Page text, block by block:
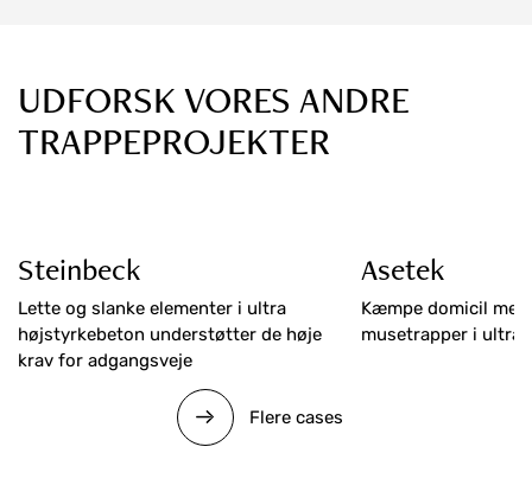
UDFORSK VORES ANDRE
TRAPPEPROJEKTER
Flere cases
Steinbeck
Lette og slanke elementer i ultra
højstyrkebeton understøtter de høje
krav for adgangsveje
Asetek
Kæmpe domicil
musetrapper i ultra